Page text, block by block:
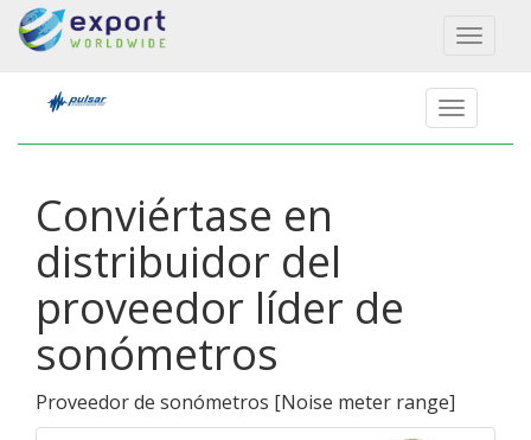
Toggle
Conviértase en
distribuidor del
proveedor líder de
sonómetros
Proveedor de sonómetros [Noise meter range]